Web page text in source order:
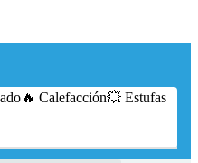
🔥 Calefacción💥 Estufas